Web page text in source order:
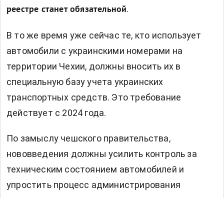
реестре станет обязательной.
В то же время уже сейчас те, кто использует
автомобили с украинскими номерами на
территории Чехии, должны вносить их в
специальную базу учета украинских
транспортных средств. Это требование
действует с 2024 года.
По замыслу чешского правительства,
нововведения должны усилить контроль за
техническим состоянием автомобилей и
упростить процесс администрирования